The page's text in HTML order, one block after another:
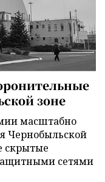
зоне
масштабно
Чернобыльской
скрытые
сетями